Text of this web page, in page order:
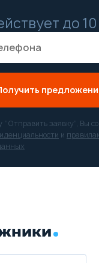
до 10
заявку”, Вы
и